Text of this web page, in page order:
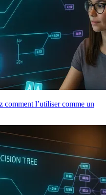
comment l’utiliser comme un